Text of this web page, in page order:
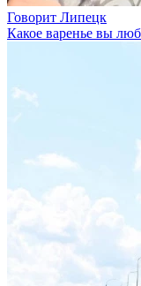
Говорит Липецк
Какое варенье вы